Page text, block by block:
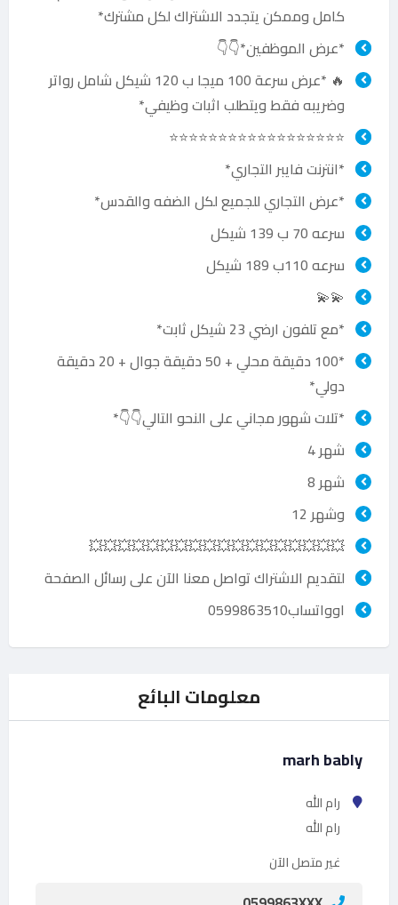
كامل وممكن يتجدد الاشتراك لكل مشترك*
*عرض الموظفين*👇👇
🔥 *عرض سرعة 100 ميجا ب 120 شيكل شامل رواتر
وضريبه فقط ويتطلب اثبات وظيفي*
⭐⭐⭐⭐⭐⭐⭐⭐⭐⭐⭐⭐⭐⭐⭐⭐⭐⭐
*انترنت فايبر التجاري*
*عرض التجاري للجميع لكل الضفه والقدس*
سرعه 70 ب 139 شيكل
سرعه 110ب 189 شيكل
💫💫
*مع تلفون ارضي 23 شيكل ثابت*
*100 دقيقة محلي + 50 دقيقة جوال + 20 دقيقة
دولي*
*تلات شهور مجاني على النحو التالي👇👇*
شهر 4
شهر 8
وشهر 12
💥💥💥💥💥💥💥💥💥💥💥💥💥💥💥💥💥💥
لتقديم الاشتراك تواصل معنا الآن على رسائل الصفحة
اوواتساب0599863510
معلومات البائع
marh bably
رام الله
رام الله
غير متصل الآن